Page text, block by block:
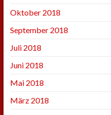
Oktober 2018
September 2018
Juli 2018
Juni 2018
Mai 2018
März 2018